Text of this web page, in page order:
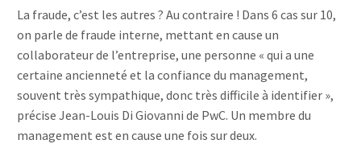
La fraude, c’est les autres ? Au contraire ! Dans 6 cas sur 10,
on parle de fraude interne, mettant en cause un
collaborateur de l’entreprise, une personne « qui a une
certaine ancienneté et la confiance du management,
souvent très sympathique, donc très difficile à identifier »,
précise Jean-Louis Di Giovanni de PwC. Un membre du
management est en cause une fois sur deux.